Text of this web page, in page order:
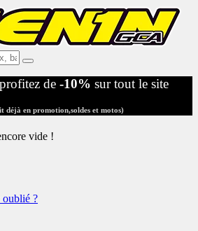
Ex:
Casque,
filtre
air,
Fox,
...
profitez de -10% sur tout le site
déjà en promotion,soldes et motos)
vide !
oublié ?